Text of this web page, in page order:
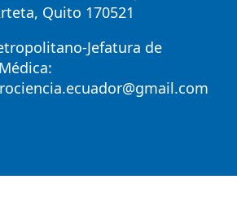
Quito 170521
Jefatura de